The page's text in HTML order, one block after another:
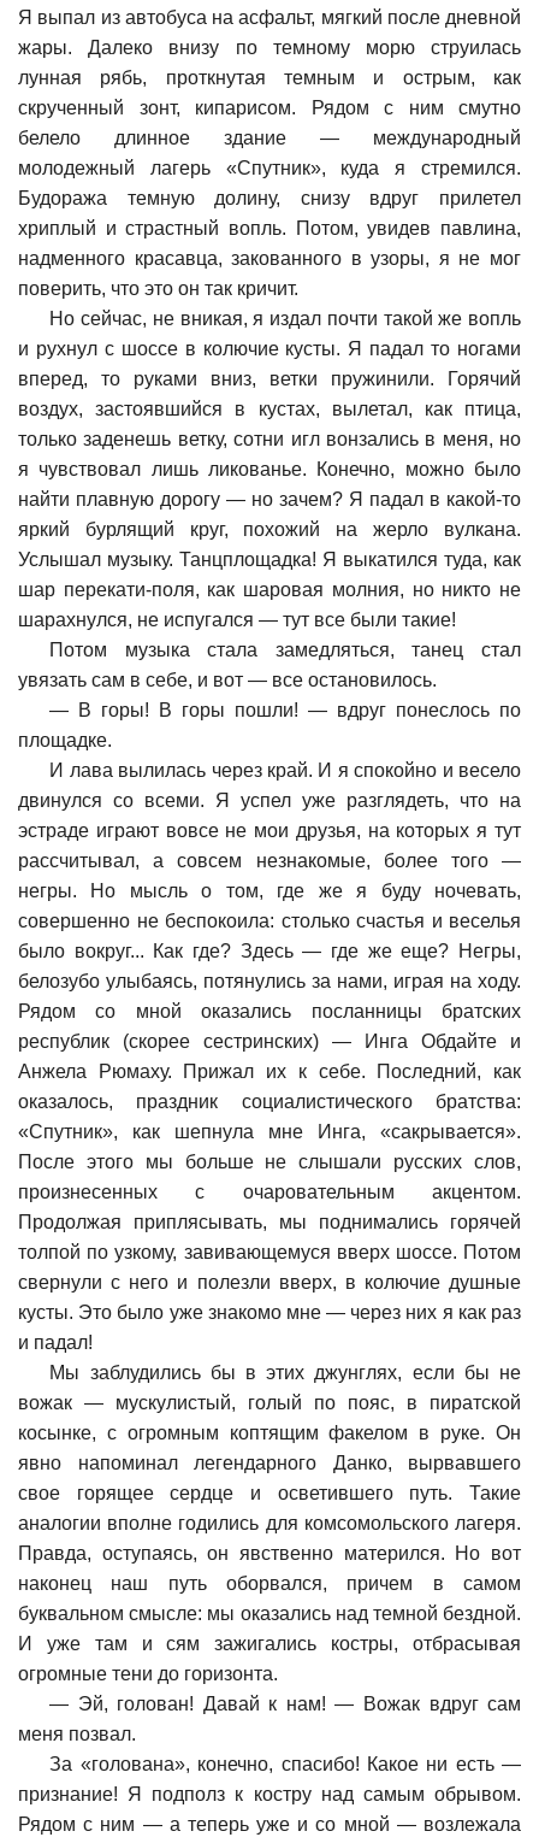
Я выпал из автобуса на асфальт, мягкий после дневной
жары. Далеко внизу по темному морю струилась
лунная рябь, проткнутая темным и острым, как
скрученный зонт, кипарисом. Рядом с ним смутно
белело длинное здание — международный
молодежный лагерь «Спутник», куда я стремился.
Будоража темную долину, снизу вдруг прилетел
хриплый и страстный вопль. Потом, увидев павлина,
надменного красавца, закованного в узоры, я не мог
поверить, что это он так кричит.
Но сейчас, не вникая, я издал почти такой же вопль
и рухнул с шоссе в колючие кусты. Я падал то ногами
вперед, то руками вниз, ветки пружинили. Горячий
воздух, застоявшийся в кустах, вылетал, как птица,
только заденешь ветку, сотни игл вонзались в меня, но
я чувствовал лишь ликованье. Конечно, можно было
найти плавную дорогу — но зачем? Я падал в какой-то
яркий бурлящий круг, похожий на жерло вулкана.
Услышал музыку. Танцплощадка! Я выкатился туда, как
шар перекати-поля, как шаровая молния, но никто не
шарахнулся, не испугался — тут все были такие!
Потом музыка стала замедляться, танец стал
увязать сам в себе, и вот — все остановилось.
— В горы! В горы пошли! — вдруг понеслось по
площадке.
И лава вылилась через край. И я спокойно и весело
двинулся со всеми. Я успел уже разглядеть, что на
эстраде играют вовсе не мои друзья, на которых я тут
рассчитывал, а совсем незнакомые, более того —
негры. Но мысль о том, где же я буду ночевать,
совершенно не беспокоила: столько счастья и веселья
было вокруг... Как где? Здесь — где же еще? Негры,
белозубо улыбаясь, потянулись за нами, играя на ходу.
Рядом со мной оказались посланницы братских
республик (скорее сестринских) — Инга Обдайте и
Анжела Рюмаху. Прижал их к себе. Последний, как
оказалось, праздник социалистического братства:
«Спутник», как шепнула мне Инга, «сакрывается».
После этого мы больше не слышали русских слов,
произнесенных с очаровательным акцентом.
Продолжая приплясывать, мы поднимались горячей
толпой по узкому, завивающемуся вверх шоссе. Потом
свернули с него и полезли вверх, в колючие душные
кусты. Это было уже знакомо мне — через них я как раз
и падал!
Мы заблудились бы в этих джунглях, если бы не
вожак — мускулистый, голый по пояс, в пиратской
косынке, с огромным коптящим факелом в руке. Он
явно напоминал легендарного Данко, вырвавшего
свое горящее сердце и осветившего путь. Такие
аналогии вполне годились для комсомольского лагеря.
Правда, оступаясь, он явственно матерился. Но вот
наконец наш путь оборвался, причем в самом
буквальном смысле: мы оказались над темной бездной.
И уже там и сям зажигались костры, отбрасывая
огромные тени до горизонта.
— Эй, голован! Давай к нам! — Вожак вдруг сам
меня позвал.
За «голована», конечно, спасибо! Какое ни есть —
признание! Я подполз к костру над самым обрывом.
Рядом с ним — а теперь уже и со мной — возлежала